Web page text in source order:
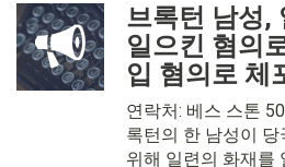
브록턴 남성,
일으킨 혐의
입 혐의로 체
연락처: 베스 스톤
록턴의 한 남성이
위해 일련의 화재를